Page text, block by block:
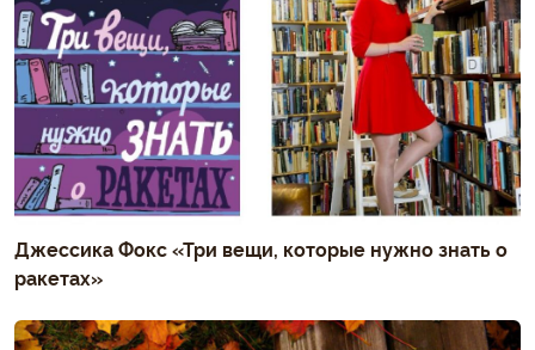
Джессика Фокс «Три вещи, которые нужно знать о
ракетах»